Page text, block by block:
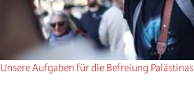
Unsere Aufgaben für die Befreiung Palästinas